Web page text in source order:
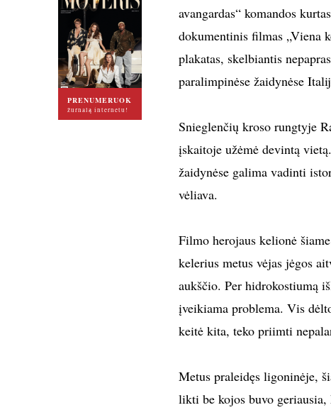
PRENUMERUOK
žurnalą internetu!
avangardas“ komandos
dokumentinis filmas „Viena
plakatas, skelbiantis
paralimpinėse žaidynėse
Snieglenčių kroso rungtyje
įskaitoje užėmė devintą
žaidynėse galima vadinti
vėliava.
Filmo herojaus kelionė
kelerius metus vėjas jėgos
aukščio. Per hidrokostiumą
įveikiama problema. Vis
keitė kita, teko priimti
Metus praleidęs ligoninėje,
likti be kojos buvo